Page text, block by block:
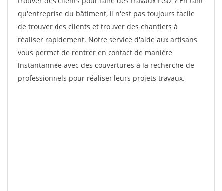
qu'entreprise du bâtiment, il n'est pas toujours facile
de trouver des clients et trouver des chantiers à
réaliser rapidement. Notre service d'aide aux artisans
vous permet de rentrer en contact de manière
instantannée avec des couvertures à la recherche de
professionnels pour réaliser leurs projets travaux.